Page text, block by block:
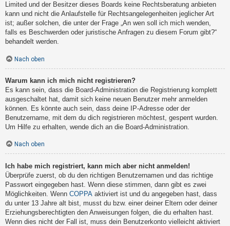
Limited und der Besitzer dieses Boards keine Rechtsberatung anbieten
kann und nicht die Anlaufstelle für Rechtsangelegenheiten jeglicher Art
ist; außer solchen, die unter der Frage „An wen soll ich mich wenden,
falls es Beschwerden oder juristische Anfragen zu diesem Forum gibt?“
behandelt werden.
Nach oben
Warum kann ich mich nicht registrieren?
Es kann sein, dass die Board-Administration die Registrierung komplett
ausgeschaltet hat, damit sich keine neuen Benutzer mehr anmelden
können. Es könnte auch sein, dass deine IP-Adresse oder der
Benutzername, mit dem du dich registrieren möchtest, gesperrt wurden.
Um Hilfe zu erhalten, wende dich an die Board-Administration.
Nach oben
Ich habe mich registriert, kann mich aber nicht anmelden!
Überprüfe zuerst, ob du den richtigen Benutzernamen und das richtige
Passwort eingegeben hast. Wenn diese stimmen, dann gibt es zwei
Möglichkeiten. Wenn COPPA aktiviert ist und du angegeben hast, dass
du unter 13 Jahre alt bist, musst du bzw. einer deiner Eltern oder deiner
Erziehungsberechtigten den Anweisungen folgen, die du erhalten hast.
Wenn dies nicht der Fall ist, muss dein Benutzerkonto vielleicht aktiviert